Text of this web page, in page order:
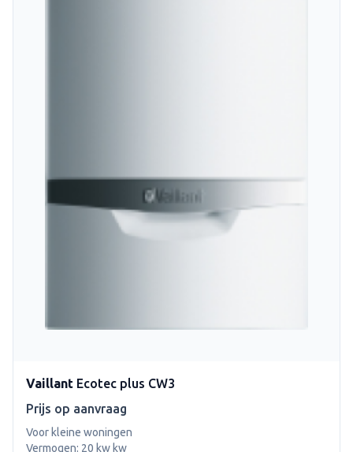
Vaillant Ecotec plus CW3
Prijs op aanvraag
Voor kleine woningen
Vermogen: 20 kw kw